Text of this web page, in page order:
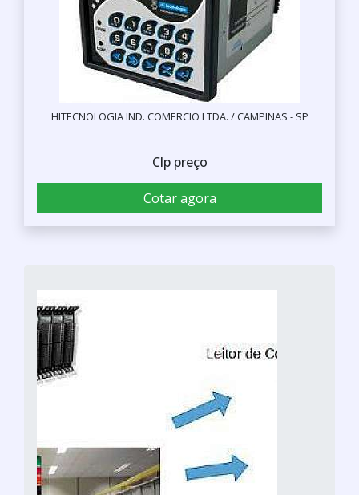
HITECNOLOGIA IND. COMERCIO LTDA. / CAMPINAS - SP
Clp preço
Cotar agora